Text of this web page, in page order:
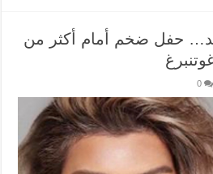
حفل ضخم أمام أكثر من
0